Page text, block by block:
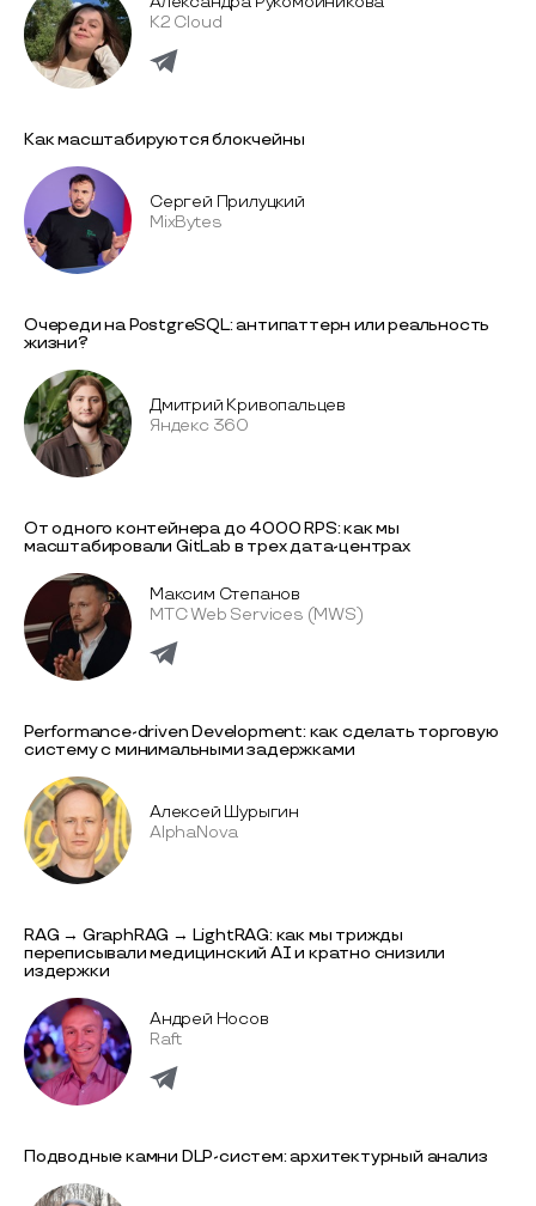
K2 Cloud
Как масштабируются блокчейны
Сергей Прилуцкий
MixBytes
Очереди на PostgreSQL: антипаттерн или реальность
жизни?
Дмитрий Кривопальцев
Яндекс 360
От одного контейнера до 4000 RPS: как мы
масштабировали GitLab в трех дата-центрах
Максим Степанов
МТС Web Services (MWS)
Performance-driven Development: как сделать торговую
систему с минимальными задержками
Алексей Шурыгин
AlphaNova
RAG → GraphRAG → LightRAG: как мы трижды
переписывали медицинский AI и кратно снизили
издержки
Андрей Носов
Raft
Подводные камни DLP-систем: архитектурный анализ